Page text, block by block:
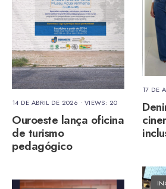
17 DE
14 DE ABRIL DE 2026 • VIEWS: 20
Ouroeste lança oficina
de turismo
pedagógico